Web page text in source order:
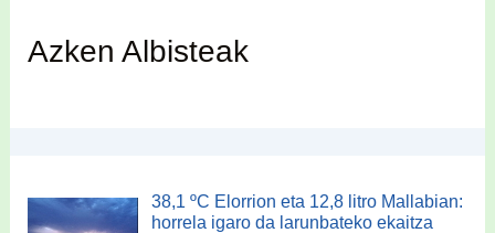
Azken Albisteak
38,1 ºC Elorrion eta 12,8 litro Mallabian:
horrela igaro da larunbateko ekaitza